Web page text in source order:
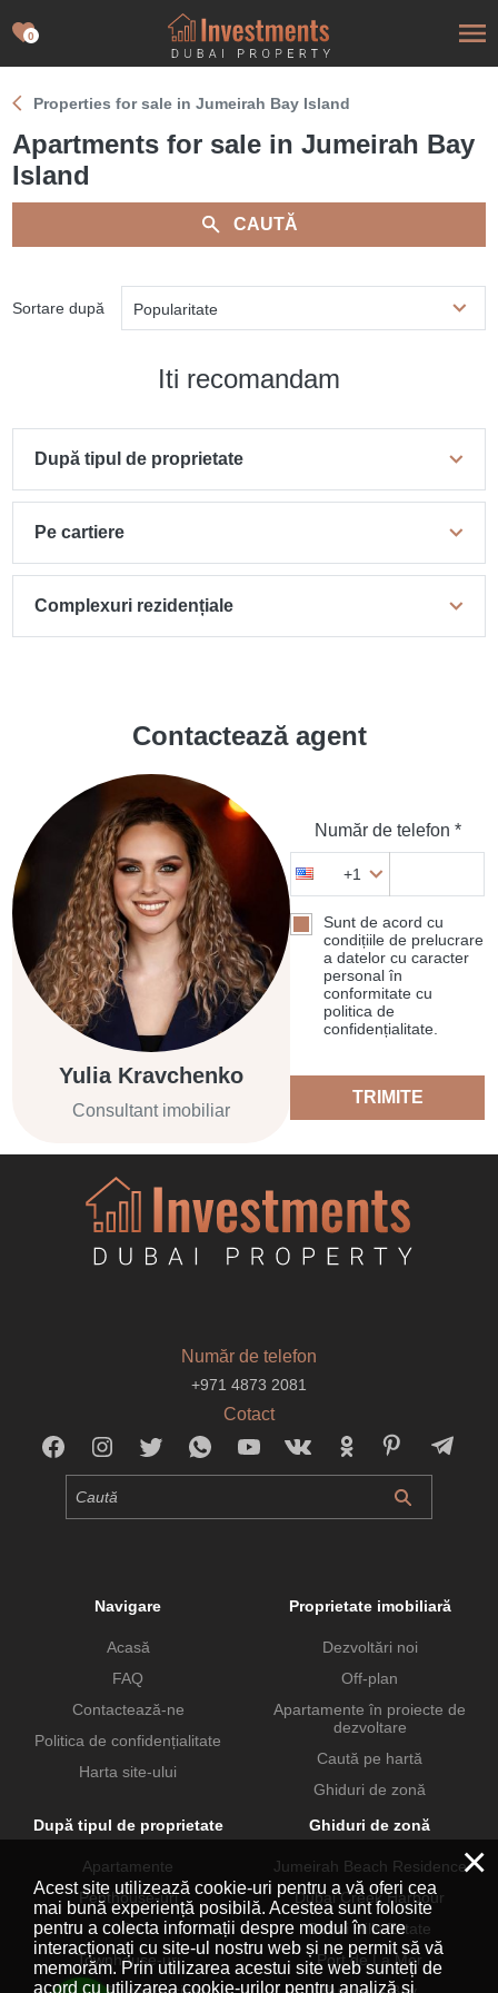
0
Properties for sale in Jumeirah Bay Island
Apartments for sale in Jumeirah Bay
Island
CAUTĂ
Sortare după Popularitate
Iti recomandam
După tipul de proprietate
Pe cartiere
Complexuri rezidențiale
Contactează agent
Yulia Kravchenko
Consultant imobiliar
Număr de telefon *
+1
Sunt de acord cu
condițiile de prelucrare
a datelor cu caracter
personal în
conformitate cu
politica de
confidențialitate.
TRIMITE
Număr de telefon
+971 4873 2081
Cotact
Navigare
Acasă
FAQ
Contactează-ne
Politica de confidențialitate
Harta site-ului
Proprietate imobiliară
Dezvoltări noi
Off-plan
Apartamente în proiecte de
dezvoltare
Caută pe hartă
Ghiduri de zonă
După tipul de proprietate
Apartamente
Penthouse-uri
Vile
Townhouse-uri
Ghiduri de zonă
Jumeirah Beach Residence
Dubai Creek Harbour
Dubai Hills Estate
Port de La Mer
×
Acest site utilizează cookie-uri pentru a vă oferi cea
mai bună experiență posibilă. Acestea sunt folosite
pentru a colecta informații despre modul în care
interacționați cu site-ul nostru web și ne permit să vă
memorăm. Prin utilizarea acestui site web sunteți de
acord cu utilizarea cookie-urilor pentru analiză și